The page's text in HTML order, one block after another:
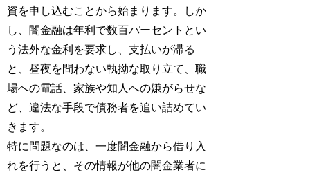
資を申し込むことから始まります。しか
し、闇金融は年利で数百パーセントとい
う法外な金利を要求し、支払いが滞る
と、昼夜を問わない執拗な取り立て、職
場への電話、家族や知人への嫌がらせな
ど、違法な手段で債務者を追い詰めてい
きます。
特に問題なのは、一度闇金融から借り入
れを行うと、その情報が他の闇金業者に